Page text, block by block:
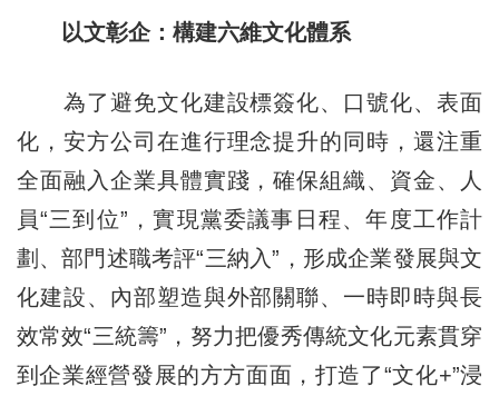
以文彰企：構建六維文化體系
為了避免文化建設標簽化、口號化、表面
化，安方公司在進行理念提升的同時，還注重
全面融入企業具體實踐，確保組織、資金、人
員“三到位”，實現黨委議事日程、年度工作計
劃、部門述職考評“三納入”，形成企業發展與文
化建設、內部塑造與外部關聯、一時即時與長
效常效“三統籌”，努力把優秀傳統文化元素貫穿
到企業經營發展的方方面面，打造了“文化+”浸